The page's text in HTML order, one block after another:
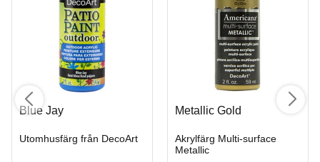
Blue Jay
Utomhusfärg från DecoArt
Metallic Gold
Akrylfärg Multi-surface
Metallic